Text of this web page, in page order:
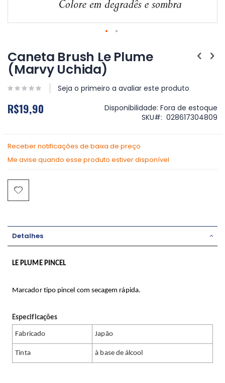
para
o
início
da
Galeria
imagens
Caneta Brush Le Plume
(Marvy Uchida)
Seja o primeiro a avaliar este produto
R$19,90 Disponibilidade: Fora de estoque
SKU
028617304809
Receber notificações de baixa de preço
Me avise quando esse produto estiver disponível
Detalhes
LE PLUME PINCEL
Marcador tipo pincel com secagem rápida.
Especificações
Fabricado Japão
Tinta à base de álcool